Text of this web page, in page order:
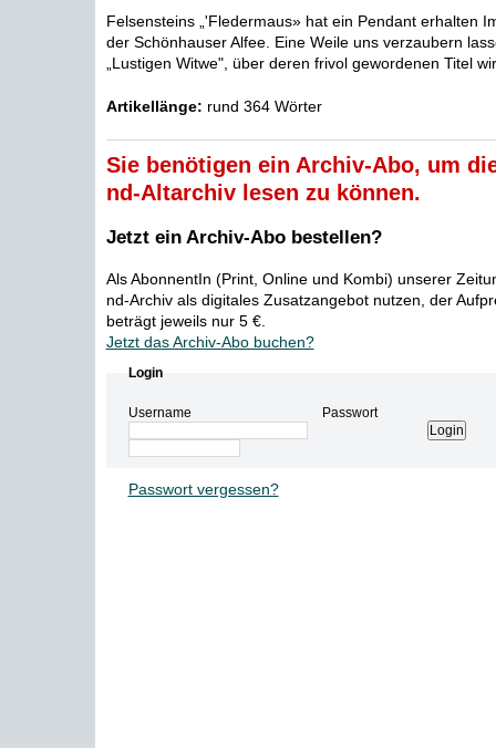
Felsensteins „'Fledermaus» hat ein Pendant erhalten
der Schönhauser Alfee. Eine Weile uns verzaubern
„Lustigen Witwe", über deren frivol gewordenen Titel
Artikellänge: rund 364 Wörter
Sie benötigen ein Archiv-Abo, um
nd-Altarchiv lesen zu können.
Jetzt ein Archiv-Abo bestellen?
Als AbonnentIn (Print, Online und Kombi) unserer
nd-Archiv als digitales Zusatzangebot nutzen, der
beträgt jeweils nur 5 €.
Jetzt das Archiv-Abo buchen?
Login
Username Passwort
Passwort vergessen?